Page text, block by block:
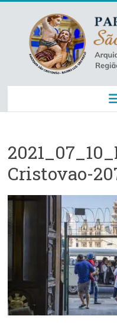
content
Paróquia
São
–
Luz
Arquidiocese
de
Episcopal
Sé
–
Cristovao-